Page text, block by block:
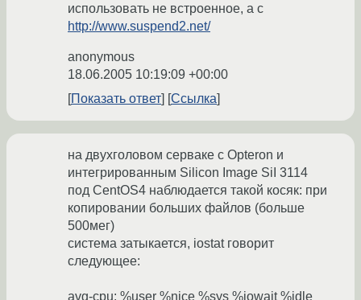
использовать не встроенное, а с
http://www.suspend2.net/
anonymous
18.06.2005 10:19:09 +00:00
Показать ответ
Ссылка
на двухголовом серваке с Opteron и
интегрированным Silicon Image SiI 3114
под CentOS4 наблюдается такой косяк: при
копировании больших файлов (больше
500мег)
система затыкается, iostat говорит
следующее:
avg-cpu: %user %nice %sys %iowait %idle